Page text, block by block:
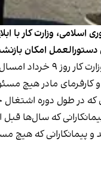
اسلامی، وزارت کار با
دستورالعمل امکان
مادر هیچ
که در طول دوره
پیمانکارانی که
و پیمانکارانی که هیچ